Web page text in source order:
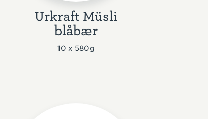
Urkraft Müsli
blåbær
10 x 580g